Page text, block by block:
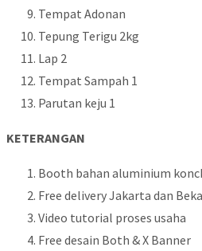
Tempat Adonan
Tepung Terigu 2kg
Lap 2
Tempat Sampah 1
Parutan keju 1
KETERANGAN
Booth bahan aluminium
Free delivery Jakarta dan
Video tutorial proses usaha
Free desain Both & X Banner